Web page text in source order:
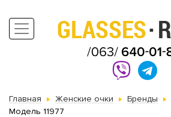
Главная Женские очки Бренды
Модель 11977